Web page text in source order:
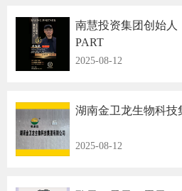
南慧投资集团创始人
PART
2025-08-12
湖南金卫龙生物科技
2025-08-12